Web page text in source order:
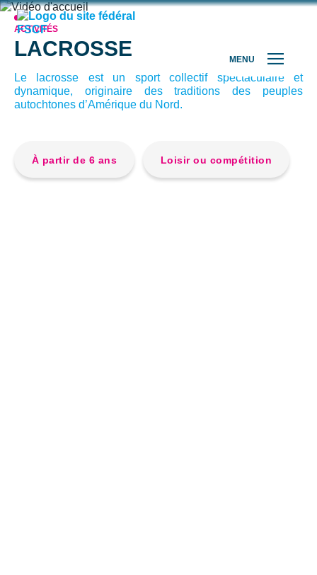
MENU
ACTIVITÉS
LACROSSE
Le lacrosse est un sport collectif spectaculaire et
dynamique, originaire des traditions des peuples
autochtones d’Amérique du Nord.
À partir de 6 ans Loisir ou compétition